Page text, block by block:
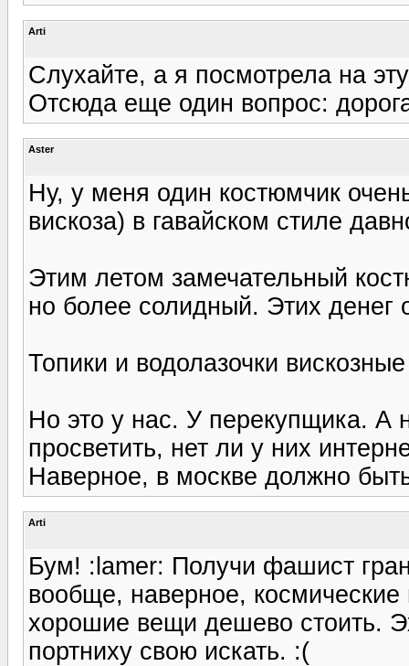
Arti
Слухайте, а я посмотрела на
Отсюда еще один вопрос:
Aster
Ну, у меня один костюмчик
вискоза) в гавайском стиле
Этим летом замечательный
но более солидный. Этих денег
Топики и водолазочки
Но это у нас. У перекупщика. А
просветить, нет ли у них
Наверное, в москве должно
Arti
Бум! :lamer: Получи фашист
вообще, наверное,
хорошие вещи дешево стоить.
портниху свою искать. :(